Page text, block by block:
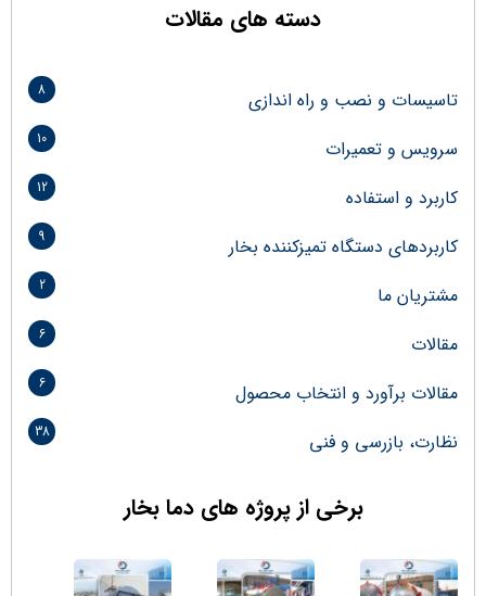
دسته های مقالات
تاسیسات و نصب و راه اندازی 8
سرویس و تعمیرات 10
کاربرد و استفاده 12
کاربردهای دستگاه تمیزکننده بخار 9
مشتریان ما 2
مقالات 6
مقالات برآورد و انتخاب محصول 6
نظارت، بازرسی و فنی 38
برخی از پروژه های دما بخار